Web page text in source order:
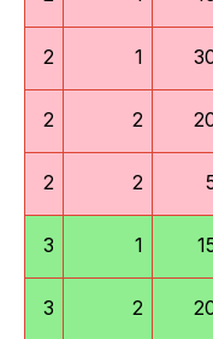
2 1
2 2
2 2
3 1
3 2